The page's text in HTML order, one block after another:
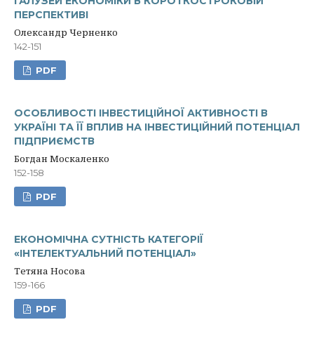
ПЕРСПЕКТИВІ
Олександр Черненко
142-151
PDF
ОСОБЛИВОСТІ ІНВЕСТИЦІЙНОЇ АКТИВНОСТІ В
УКРАЇНІ ТА ЇЇ ВПЛИВ НА ІНВЕСТИЦІЙНИЙ ПОТЕНЦІАЛ
ПІДПРИЄМСТВ
Богдан Москаленко
152-158
PDF
ЕКОНОМІЧНА СУТНІСТЬ КАТЕГОРІЇ
«ІНТЕЛЕКТУАЛЬНИЙ ПОТЕНЦІАЛ»
Тетяна Носова
159-166
PDF